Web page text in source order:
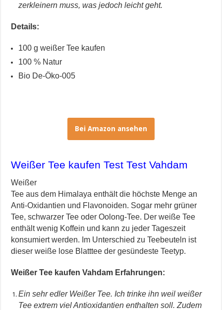
zerkleinern muss, was jedoch leicht geht.
Details:
100 g weißer Tee kaufen
100 % Natur
Bio De-Öko-005
Bei Amazon ansehen
Weißer Tee kaufen Test Test Vahdam
Weißer
Tee aus dem Himalaya enthält die höchste Menge an
Anti-Oxidantien und Flavonoiden. Sogar mehr grüner
Tee, schwarzer Tee oder Oolong-Tee. Der weiße Tee
enthält wenig Koffein und kann zu jeder Tageszeit
konsumiert werden. Im Unterschied zu Teebeuteln ist
dieser weiße lose Blatttee der gesündeste Teetyp.
Weißer Tee kaufen Vahdam Erfahrungen:
Ein sehr edler Weißer Tee. Ich trinke ihn weil weißer
Tee extrem viel Antioxidantien enthalten soll. Zudem